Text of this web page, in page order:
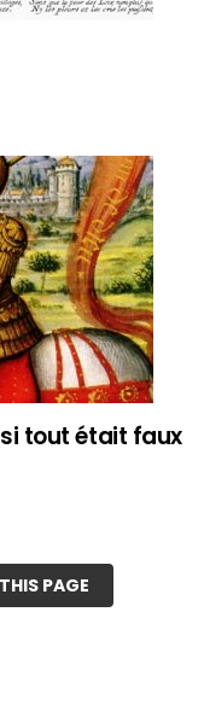
si tout était faux
PAGE